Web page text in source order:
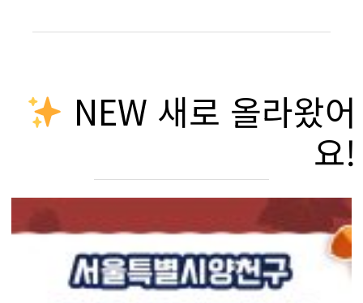
NEW 새로 올라왔어
요!